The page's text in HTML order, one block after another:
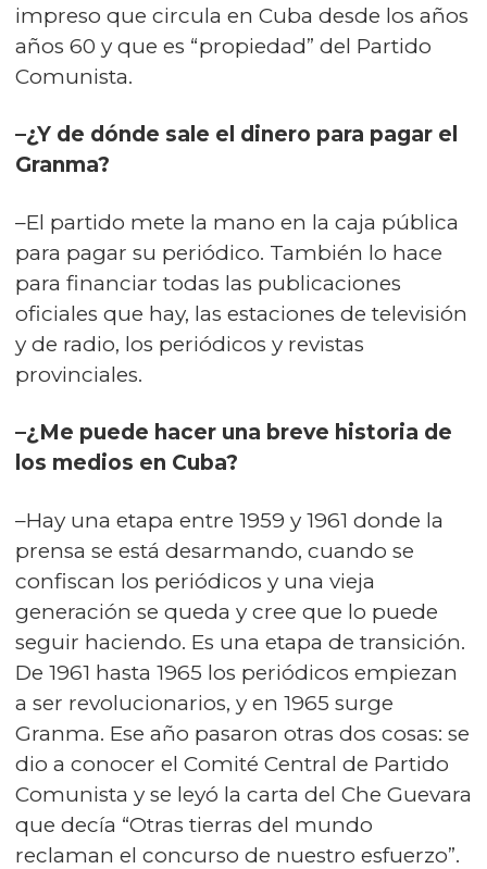
impreso que circula en Cuba desde los años
años 60 y que es “propiedad” del Partido
Comunista.
–¿Y de dónde sale el dinero para pagar el
Granma?
–El partido mete la mano en la caja pública
para pagar su periódico. También lo hace
para financiar todas las publicaciones
oficiales que hay, las estaciones de televisión
y de radio, los periódicos y revistas
provinciales.
–¿Me puede hacer una breve historia de
los medios en Cuba?
–Hay una etapa entre 1959 y 1961 donde la
prensa se está desarmando, cuando se
confiscan los periódicos y una vieja
generación se queda y cree que lo puede
seguir haciendo. Es una etapa de transición.
De 1961 hasta 1965 los periódicos empiezan
a ser revolucionarios, y en 1965 surge
Granma. Ese año pasaron otras dos cosas: se
dio a conocer el Comité Central de Partido
Comunista y se leyó la carta del Che Guevara
que decía “Otras tierras del mundo
reclaman el concurso de nuestro esfuerzo”.